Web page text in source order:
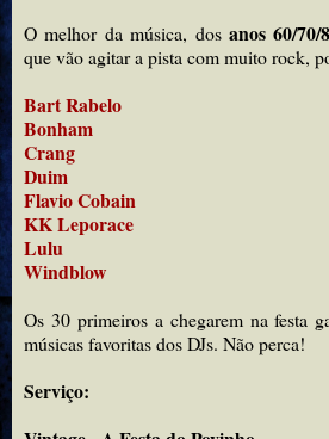
O melhor da música, dos anos 60/70/
que vão agitar a pista com muito rock,
Bart Rabelo
Bonham
Crang
Duim
Flavio Cobain
KK Leporace
Lulu
Windblow
Os 30 primeiros a chegarem na festa
músicas favoritas dos DJs. Não perca!
Serviço: